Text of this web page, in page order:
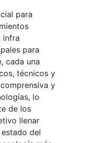
para
infra
para
cada una
técnicos y
y
lo
de los
llenar
del